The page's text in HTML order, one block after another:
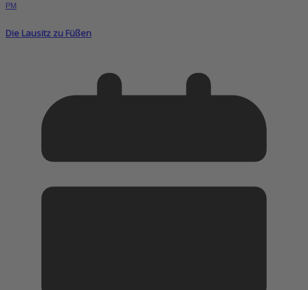
PM
Die Lausitz zu Füßen